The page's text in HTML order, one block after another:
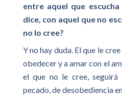
entre aquel que
dice, con aquel que no
no lo cree?
Y no hay duda. El que le
obedecer y a amar con el
el que no le cree, seguirá
pecado, de desobediencia